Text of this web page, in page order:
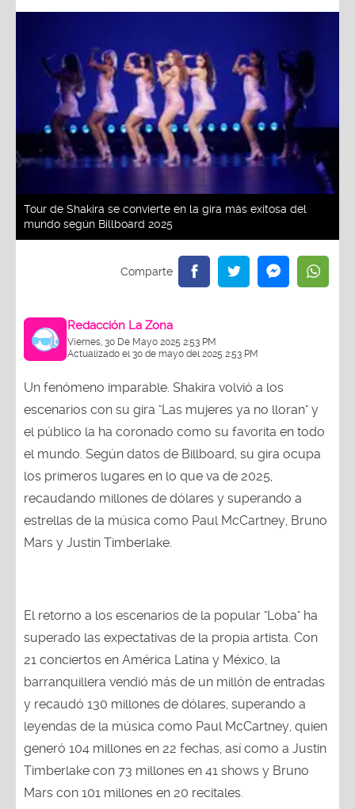
Tour de Shakira se convierte en la gira más exitosa del
mundo según Billboard 2025
Redacción La Zona
Viernes, 30 De Mayo 2025 2:53 PM
Actualizado el 30 de mayo del 2025 2:53 PM
Un fenómeno imparable. Shakira volvió a los
escenarios con su gira "Las mujeres ya no lloran" y
el público la ha coronado como su favorita en todo
el mundo. Según datos de Billboard, su gira ocupa
los primeros lugares en lo que va de 2025,
recaudando millones de dólares y superando a
estrellas de la música como Paul McCartney, Bruno
Mars y Justin Timberlake.
El retorno a los escenarios de la popular "Loba" ha
superado las expectativas de la propia artista. Con
21 conciertos en América Latina y México, la
barranquillera vendió más de un millón de entradas
y recaudó 130 millones de dólares, superando a
leyendas de la música como Paul McCartney, quien
generó 104 millones en 22 fechas, así como a Justin
Timberlake con 73 millones en 41 shows y Bruno
Mars con 101 millones en 20 recitales.